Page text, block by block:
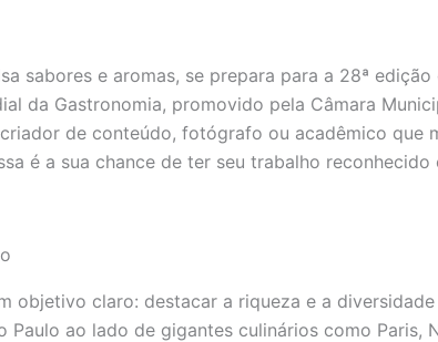
sabores e aromas, se prepara para a 28ª
da Gastronomia, promovido pela Câmara
de conteúdo, fotógrafo ou acadêmico que
é a sua chance de ter seu trabalho reconhecido
objetivo claro: destacar a riqueza e a
Paulo ao lado de gigantes culinários como Paris,